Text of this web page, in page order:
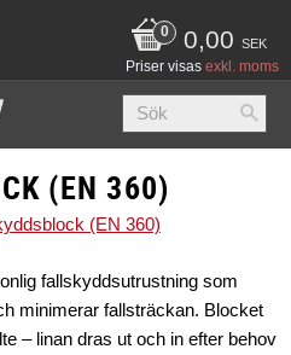
0,00 SEK
Priser visas exkl. moms
(EN 360)
(EN 360)
fallskyddsutrustning som
minimerar fallsträckan. Blocket
– linan dras ut och in efter behov